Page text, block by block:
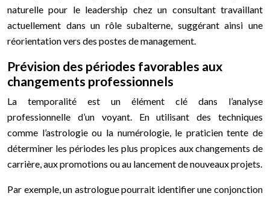
naturelle pour le leadership chez un consultant travaillant
actuellement dans un rôle subalterne, suggérant ainsi une
réorientation vers des postes de management.
Prévision des périodes favorables aux
changements professionnels
La temporalité est un élément clé dans l’analyse
professionnelle d’un voyant. En utilisant des techniques
comme l’astrologie ou la numérologie, le praticien tente de
déterminer les périodes les plus propices aux changements de
carrière, aux promotions ou au lancement de nouveaux projets.
Par exemple, un astrologue pourrait identifier une conjonction